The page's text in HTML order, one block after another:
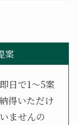
案
日で1〜5案
得いただけ
ませんの